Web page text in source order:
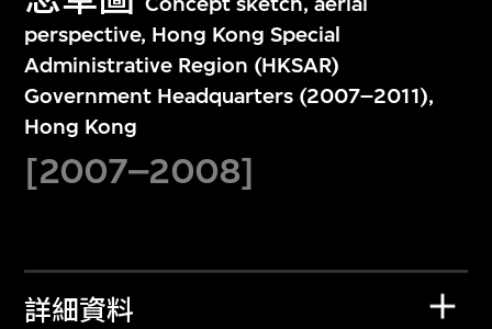
perspective, Hong Kong Special
Administrative Region (HKSAR)
Government Headquarters (2007–2011),
Hong Kong
[2007–2008]
詳細資料